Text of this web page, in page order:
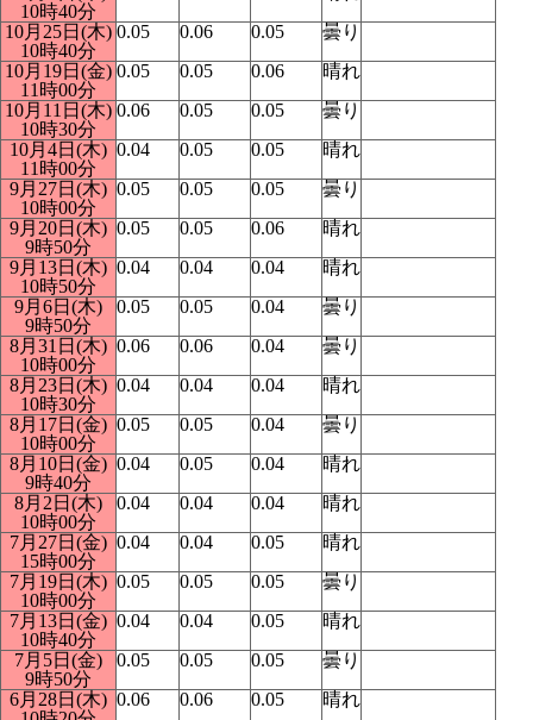
10時40分
10月25日(木)
10時40分
0.05 0.06 0.05
曇り
10月19日(金)
11時00分
0.05 0.05 0.06
晴れ
10月11日(木)
10時30分
0.06 0.05 0.05
曇り
10月4日(木)
11時00分
0.04 0.05 0.05
晴れ
9月27日(木)
10時00分
0.05 0.05 0.05
曇り
9月20日(木)
9時50分
0.05 0.05 0.06
晴れ
9月13日(木)
10時50分
0.04 0.04 0.04
晴れ
9月6日(木)
9時50分
0.05 0.05 0.04
曇り
8月31日(木)
10時00分
0.06 0.06 0.04
曇り
8月23日(木)
10時30分
0.04 0.04 0.04
晴れ
8月17日(金)
10時00分
0.05 0.05 0.04
曇り
8月10日(金)
9時40分
0.04 0.05 0.04
晴れ
8月2日(木)
10時00分
0.04 0.04 0.04
晴れ
7月27日(金)
15時00分
0.04 0.04 0.05
晴れ
7月19日(木)
10時00分
0.05 0.05 0.05
曇り
7月13日(金)
10時40分
0.04 0.04 0.05
晴れ
7月5日(金)
9時50分
0.05 0.05 0.05
曇り
6月28日(木) 0.06 0.06 0.05
晴れ